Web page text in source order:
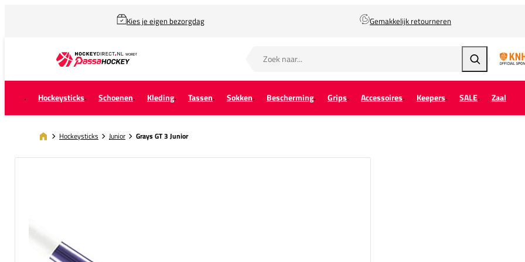
Kies je eigen bezorgdag Gemakkelijk retourneren
Zoeken
Hockeysticks Schoenen Kleding Tassen Sokken Bescherming Grips Accessoires Keepers SALE Zaal
Hockeysticks Junior Grays GT 3 Junior